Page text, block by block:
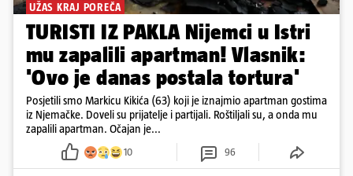
UŽAS KRAJ POREČA
TURISTI IZ PAKLA Nijemci u Istri
mu zapalili apartman! Vlasnik:
'Ovo je danas postala tortura'
Posjetili smo Markicu Kikića (63) koji je iznajmio apartman gostima
iz Njemačke. Doveli su prijatelje i partijali. Roštiljali su, a onda mu
zapalili apartman. Očajan je...
10 96